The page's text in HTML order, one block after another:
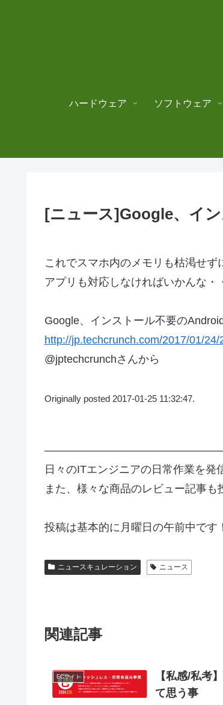
ハードウェア ソフトウェア
[ニュース]Google、イ
これでスマホ内のメモリも枯渇せ
アプリも対応しなければいかんな・
Google、インストール不要の
http://jp.techcrunch.com/2017/01/
@jptechcrunchさんから
Originally posted 2017-01-25 11:32:47.
日々のITエンジニアの日常作業を発
また、様々な商品のレビュー記事も
投稿は基本的に月曜日の午前中です！
ニュースキュレーション ニュース
関連記事
ECサイト
【私感/私考
て思う事